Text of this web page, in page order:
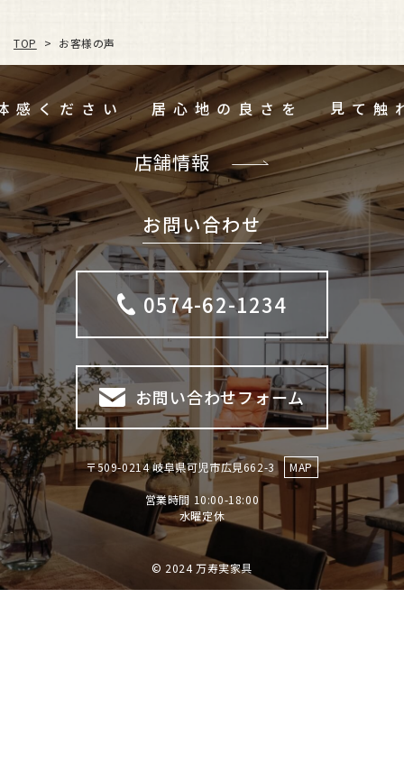
TOP > お客様の声
ご体感ください 居心地の良さを
店舗情報
お問い合わせ
0574-62-1234
お問い合わせフォーム
〒509-0214 岐阜県可児市広見662-3 MAP
営業時間 10:00-18:00
​​​​​​​水曜定休
© 2024 万寿実家具